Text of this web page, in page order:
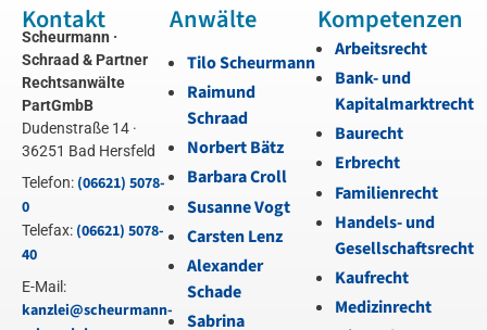
Kontakt
Scheurmann ·
Schraad & Partner
Rechtsanwälte
PartGmbB
Dudenstraße 14 ·
36251 Bad Hersfeld
Telefon: (06621) 5078-
0
Telefax: (06621) 5078-
40
E-Mail:
kanzlei@scheurmann-
Anwälte
Tilo Scheurmann
Raimund
Schraad
Norbert Bätz
Barbara Croll
Susanne Vogt
Carsten Lenz
Alexander
Schade
Sabrina
Kompetenzen
Arbeitsrecht
Bank- und
Kapitalmarktrecht
Baurecht
Erbrecht
Familienrecht
Handels- und
Gesellschaftsrecht
Kaufrecht
Medizinrecht